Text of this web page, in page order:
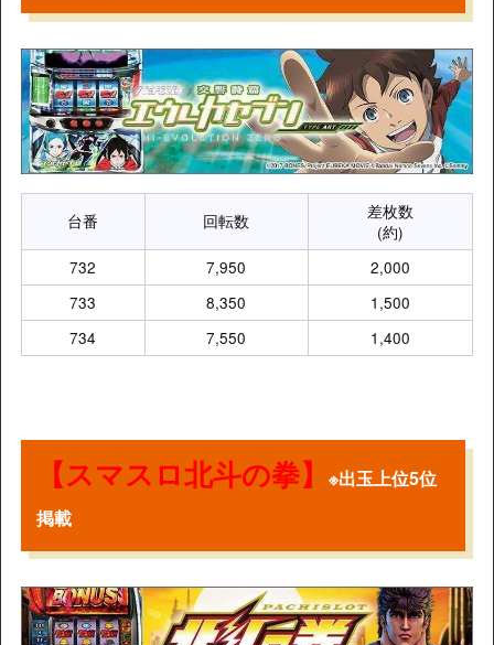
台番 回転数
差枚数
(約)
732
7,950
2,000
733
8,350
1,500
734
7,550 1,400
【スマスロ北斗の拳】※出玉上位5位
掲載